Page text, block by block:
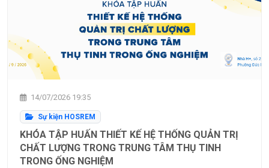
14/07/2026 19:35
Sự kiện HOSREM
KHÓA TẬP HUẤN THIẾT KẾ HỆ THỐNG QUẢN TRỊ
CHẤT LƯỢNG TRONG TRUNG TÂM THỤ TINH
TRONG ỐNG NGHIỆM